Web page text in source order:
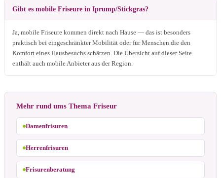
Gibt es mobile Friseure in Iprump/Stickgras?
Ja, mobile Friseure kommen direkt nach Hause — das ist besonders
praktisch bei eingeschränkter Mobilität oder für Menschen die den
Komfort eines Hausbesuchs schätzen. Die Übersicht auf dieser Seite
enthält auch mobile Anbieter aus der Region.
Mehr rund ums Thema Friseur
Damenfrisuren
Herrenfrisuren
Frisurenberatung